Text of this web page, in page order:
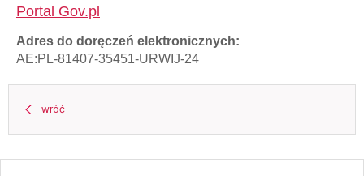
Portal Gov.pl
Adres do doręczeń elektronicznych:
AE:PL-81407-35451-URWIJ-24
wróć